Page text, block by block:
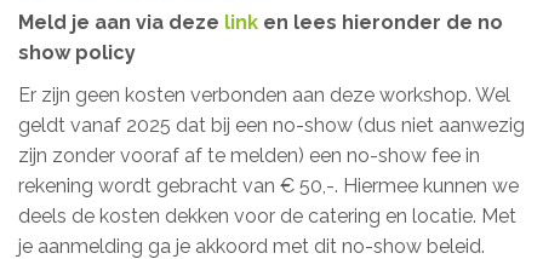
Meld je aan via deze link en lees hieronder de no
show policy
Er zijn geen kosten verbonden aan deze workshop. Wel
geldt vanaf 2025 dat bij een no-show (dus niet aanwezig
zijn zonder vooraf af te melden) een no-show fee in
rekening wordt gebracht van € 50,-. Hiermee kunnen we
deels de kosten dekken voor de catering en locatie. Met
je aanmelding ga je akkoord met dit no-show beleid.